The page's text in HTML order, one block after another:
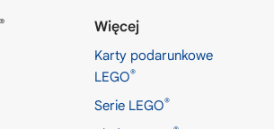
® Więcej
Karty podarunkowe
LEGO®
Serie LEGO®